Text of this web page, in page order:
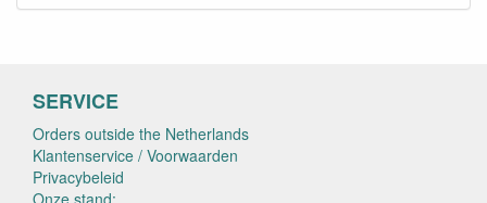
SERVICE
Orders outside the Netherlands
Klantenservice / Voorwaarden
Privacybeleid